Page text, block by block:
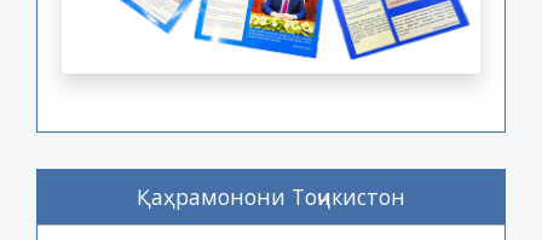
Қаҳрамонони Тоҷикистон